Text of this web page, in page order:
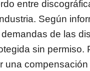
entre
Según
demandas de las
sin
una